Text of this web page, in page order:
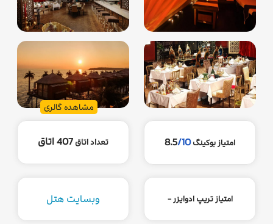
مشاهده گالری
امتیاز بوکینگ 8.5/10 تعداد اتاق407 اتاق
امتیاز تریپ ادوایزر - وبسایت هتل